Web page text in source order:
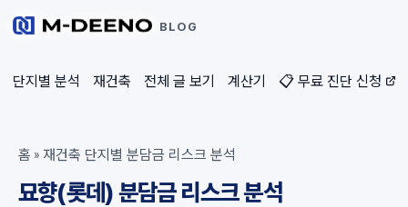
BLOG
단지별 분석 재건축 전체 글 보기 계산기 📋 무료 진단 신청
홈 » 재건축 단지별 분담금 리스크 분석
묘향(롯데) 분담금 리스크 분석